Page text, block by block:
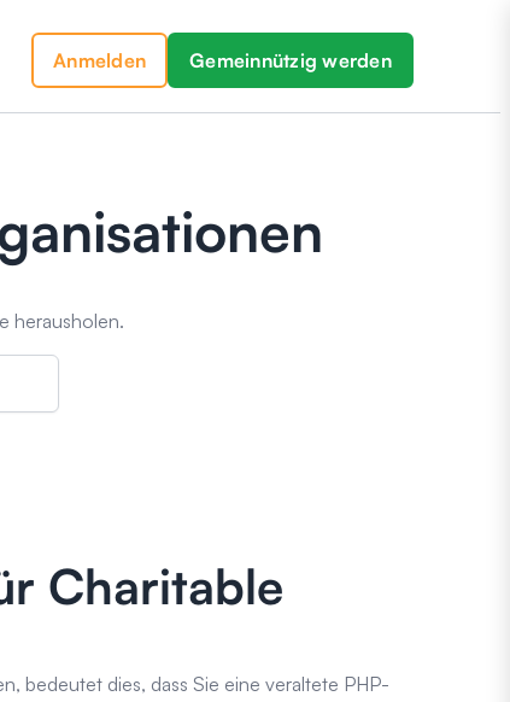
Anmelden Gemeinnützig werden
herausholen.
Charitable
bedeutet dies, dass Sie eine veraltete PHP-